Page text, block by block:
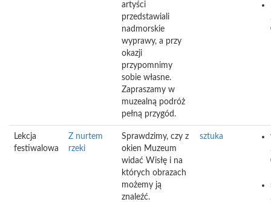
artyści
przedstawiali
nadmorskie
wyprawy, a przy
okazji
przypomnimy
sobie własne.
Zapraszamy w
muzealną podróż
pełną przygód.
Lekcja
festiwalowa
Z nurtem
rzeki
Sprawdzimy, czy z
okien Muzeum
widać Wisłę i na
których obrazach
możemy ją
znaleźć.
sztuka